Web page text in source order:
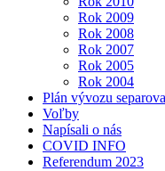
Rok 2009
Rok 2008
Rok 2007
Rok 2005
Rok 2004
Plán vývozu
Voľby
Napísali o nás
COVID INFO
Referendum 2023